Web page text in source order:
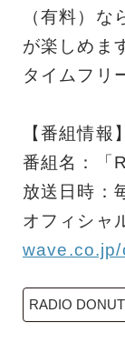
（有料）
が楽しめま
タイムフリ
【番組情報】
番組名：「
放送日時：
オフィシャ
RADIO